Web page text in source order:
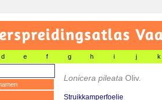
d e f g h i j k
Lonicera pileata Oliv.
Struikkamperfoelie